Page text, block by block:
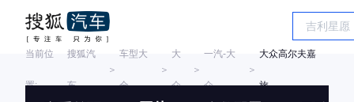
当前位
置:
搜狐汽
车
＞
车型大
全
＞
大
众
＞
一汽-大
众
＞
大众高尔夫嘉
旅